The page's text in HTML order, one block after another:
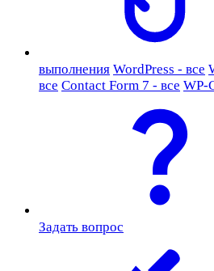
выполнения WordPress - все
все Contact Form 7 - все WP-
Задать вопрос